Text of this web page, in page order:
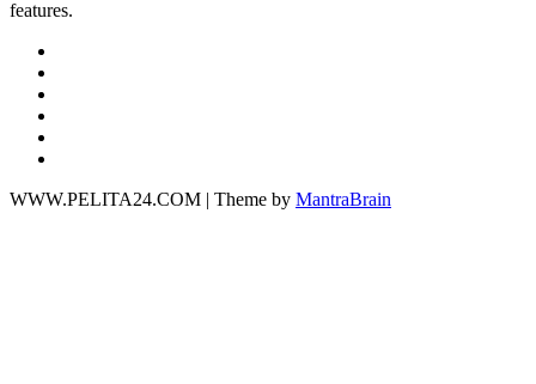
features.
WWW.PELITA24.COM | Theme by MantraBrain